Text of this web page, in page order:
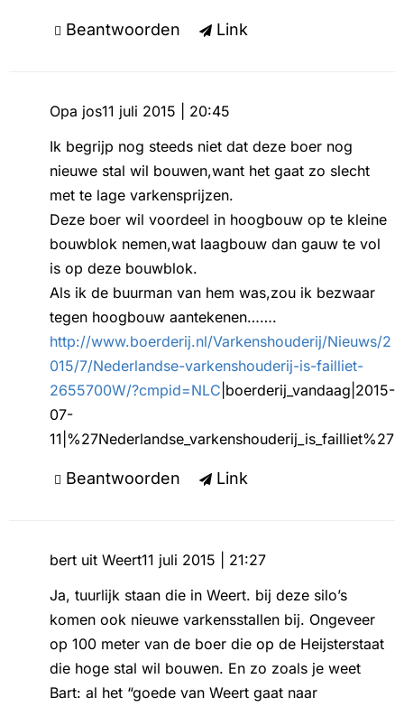
Beantwoorden Link
Opa jos11 juli 2015 | 20:45
Ik begrijp nog steeds niet dat deze boer nog
nieuwe stal wil bouwen,want het gaat zo slecht
met te lage varkensprijzen.
Deze boer wil voordeel in hoogbouw op te kleine
bouwblok nemen,wat laagbouw dan gauw te vol
is op deze bouwblok.
Als ik de buurman van hem was,zou ik bezwaar
tegen hoogbouw aantekenen…….
http://www.boerderij.nl/Varkenshouderij/Nieuws/2
015/7/Nederlandse-varkenshouderij-is-failliet-
2655700W/?cmpid=NLC |boerderij_vandaag|2015-
07-
11|%27Nederlandse_varkenshouderij_is_failliet%27
Beantwoorden Link
bert uit Weert11 juli 2015 | 21:27
Ja, tuurlijk staan die in Weert. bij deze silo’s
komen ook nieuwe varkensstallen bij. Ongeveer
op 100 meter van de boer die op de Heijsterstaat
die hoge stal wil bouwen. En zo zoals je weet
Bart: al het “goede van Weert gaat naar